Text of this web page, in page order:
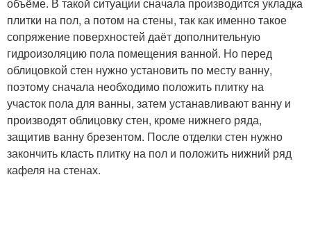
плитки на пол, а потом на стены, так как именно такое
сопряжение поверхностей даёт дополнительную
гидроизоляцию пола помещения ванной. Но перед
облицовкой стен нужно установить по месту ванну,
поэтому сначала необходимо положить плитку на
участок пола для ванны, затем устанавливают ванну и
производят облицовку стен, кроме нижнего ряда,
защитив ванну брезентом. После отделки стен нужно
закончить класть плитку на пол и положить нижний ряд
кафеля на стенах.